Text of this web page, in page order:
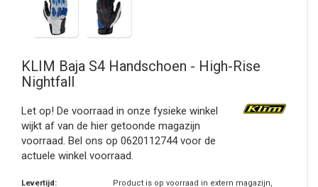
KLIM Baja S4 Handschoen - High-Rise
Nightfall
Let op! De voorraad in onze fysieke winkel
wijkt af van de hier getoonde magazijn
voorraad. Bel ons op 0620112744 voor de
actuele winkel voorraad.
Levertijd: Product is op voorraad in extern magazijn,